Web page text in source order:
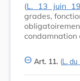
(L. 13 juin
grades,
condamnation
Art. 11. (L. du